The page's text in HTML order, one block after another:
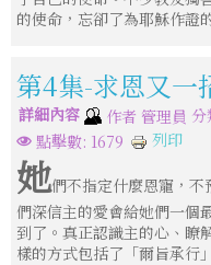
的使命，忘卻了為耶穌作證
第4集-求恩又一
詳細內容 作者 管理員 分
點擊數: 1679
列印
她們不指定什麼恩寵，
們深信主的愛會給她們一個
到了。真正認識主的心、瞭
樣的方式包括了「爾旨承行